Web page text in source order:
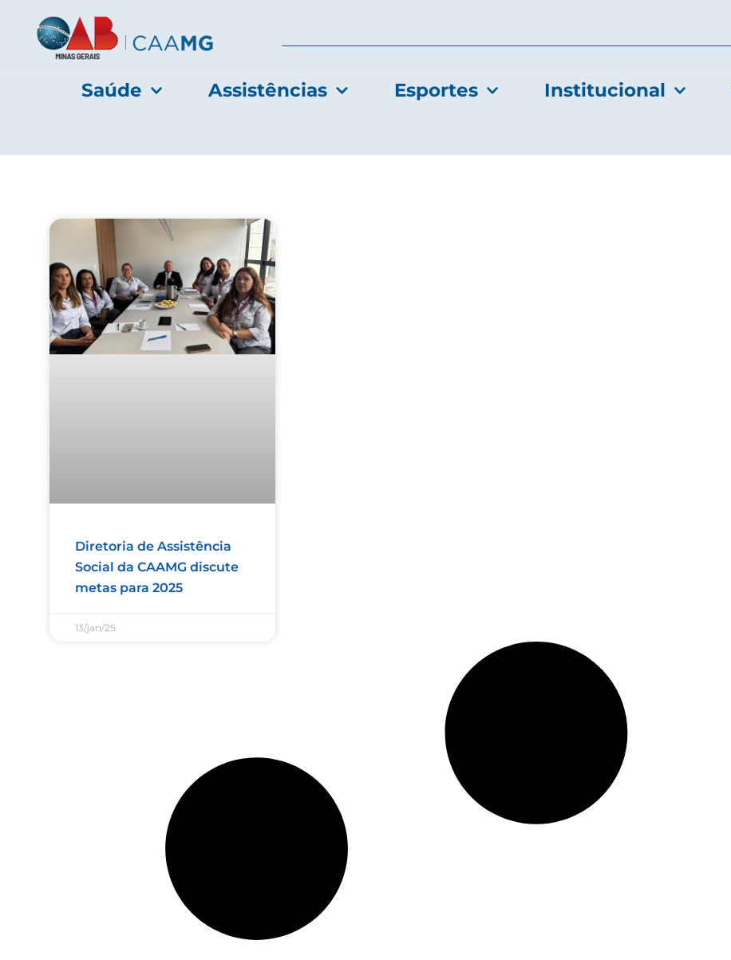
Saúde Assistências Esportes Institucional
Diretoria de Assistência
Social da CAAMG discute
metas para 2025
13/jan/25